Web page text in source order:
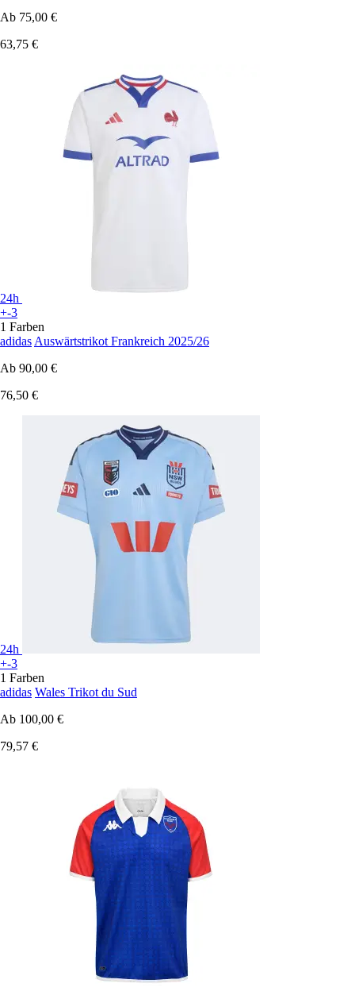
Ab 75,00 €
63,75 €
24h
+-3
1 Farben
adidas Auswärtstrikot Frankreich 2025/26
Ab 90,00 €
76,50 €
24h
+-3
1 Farben
adidas Wales Trikot du Sud
Ab 100,00 €
79,57 €